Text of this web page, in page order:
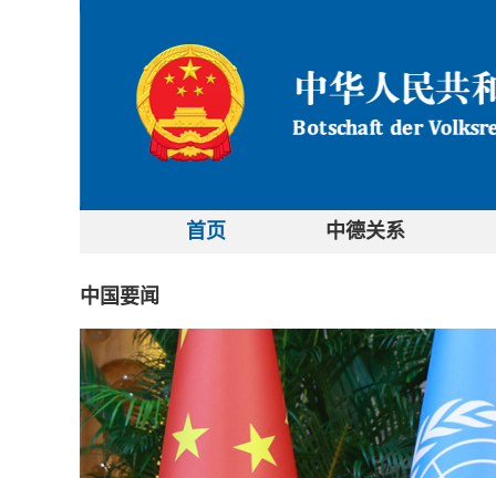
首页 中德关系
中国要闻